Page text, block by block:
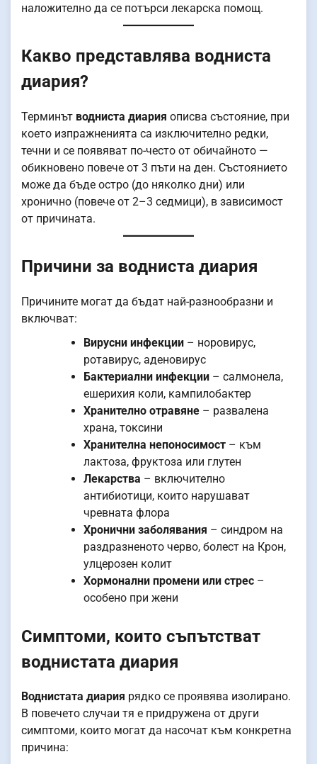
наложително да се потърси лекарска помощ.
Какво представлява водниста
диария?
Терминът водниста диария описва състояние, при
което изпражненията са изключително редки,
течни и се появяват по-често от обичайното —
обикновено повече от 3 пъти на ден. Състоянието
може да бъде остро (до няколко дни) или
хронично (повече от 2–3 седмици), в зависимост
от причината.
Причини за водниста диария
Причините могат да бъдат най-разнообразни и
включват:
Вирусни инфекции – норовирус,
ротавирус, аденовирус
Бактериални инфекции – салмонела,
ешерихия коли, кампилобактер
Хранително отравяне – развалена
храна, токсини
Хранителна непоносимост – към
лактоза, фруктоза или глутен
Лекарства – включително
антибиотици, които нарушават
чревната флора
Хронични заболявания – синдром на
раздразненото черво, болест на Крон,
улцерозен колит
Хормонални промени или стрес –
особено при жени
Симптоми, които съпътстват
воднистата диария
Воднистата диария рядко се проявява изолирано.
В повечето случаи тя е придружена от други
симптоми, които могат да насочат към конкретна
причина: